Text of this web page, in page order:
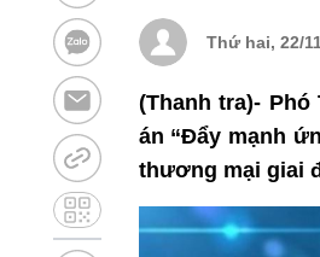
Thứ hai, 22/
(Thanh tra)-
án “Đẩy mạnh
thương mại giai